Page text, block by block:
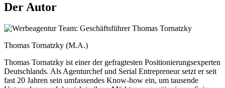
Der Autor
Thomas Tornatzky (M.A.)
Thomas Tornatzky ist einer der gefragtesten Positionierungsexperten
Deutschlands. Als Agenturchef und Serial Entrepreneur setzt er seit
fast 20 Jahren sein umfassendes Know-how ein, um tausende